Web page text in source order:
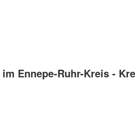
und Lob
Ennepe-Ruhr-Kreis -